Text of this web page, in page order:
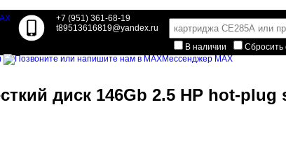
+7 (951) 361-68-19
t89513616819@yandex.ru
В наличии
Сбросить
Мессенджер MAX
диск 146Gb 2.5 HP hot-